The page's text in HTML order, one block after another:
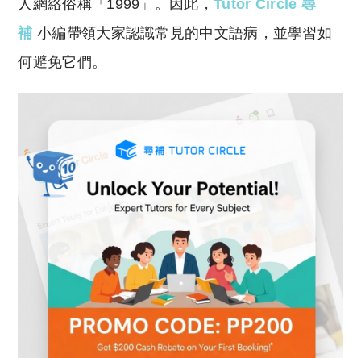
人網絡俗稱「1999」。因此， Tutor Circle 尋
補 小編帶領大家認識常見的中文語病，並學習如
何避免它們。